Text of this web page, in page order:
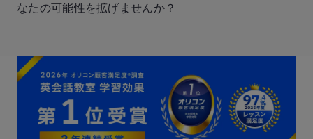
なたの可能性を拡げませんか？